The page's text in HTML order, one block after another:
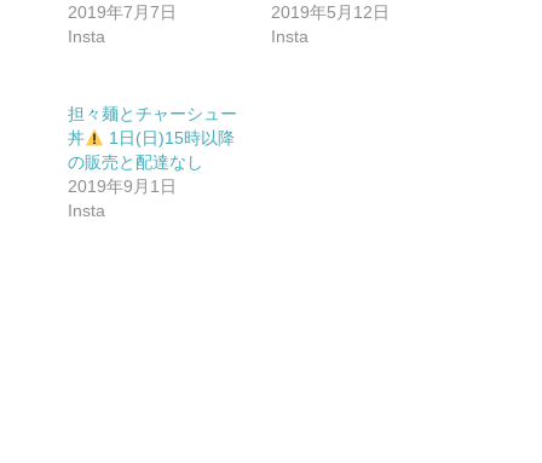
2019年7月7日
Insta
2019年5月12日
Insta
担々麺とチャーシュー
丼
1日(日)15時以降
の販売と配達なし
2019年9月1日
Insta